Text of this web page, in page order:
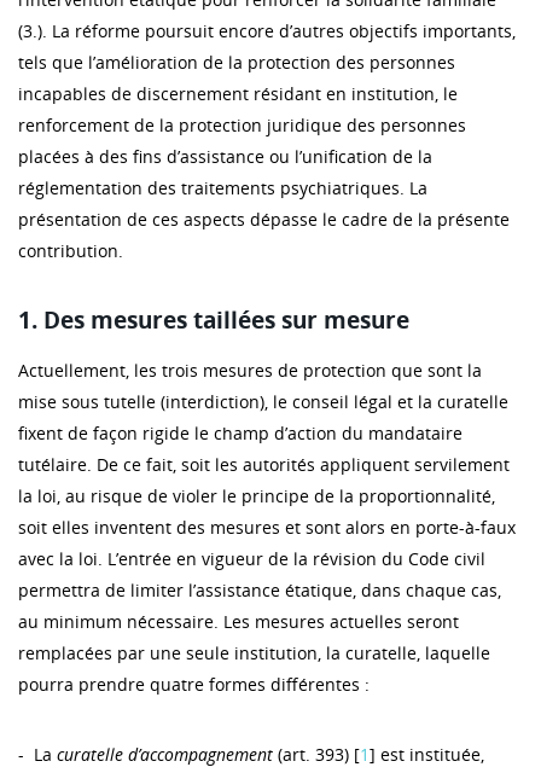
(3.). La réforme poursuit encore d’autres objectifs importants,
tels que l’amélioration de la protection des personnes
incapables de discernement résidant en institution, le
renforcement de la protection juridique des personnes
placées à des fins d’assistance ou l’unification de la
réglementation des traitements psychiatriques. La
présentation de ces aspects dépasse le cadre de la présente
contribution.
1. Des mesures taillées sur mesure
Actuellement, les trois mesures de protection que sont la
mise sous tutelle (interdiction), le conseil légal et la curatelle
fixent de façon rigide le champ d’action du mandataire
tutélaire. De ce fait, soit les autorités appliquent servilement
la loi, au risque de violer le principe de la proportionnalité,
soit elles inventent des mesures et sont alors en porte-à-faux
avec la loi. L’entrée en vigueur de la révision du Code civil
permettra de limiter l’assistance étatique, dans chaque cas,
au minimum nécessaire. Les mesures actuelles seront
remplacées par une seule institution, la curatelle, laquelle
pourra prendre quatre formes différentes :
- La curatelle d’accompagnement (art. 393) [1] est instituée,